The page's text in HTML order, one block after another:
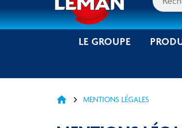
LE GROUPE
home MENTIONS LÉGALES